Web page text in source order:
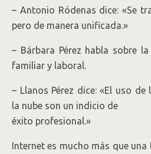
– Antonio Ródenas dice: «Se
pero de manera unificada.»
– Bárbara Pérez habla sobre
familiar y laboral.
– Llanos Pérez dice: «El uso de
la nube son un indicio de
éxito profesional.»
Internet es mucho más que